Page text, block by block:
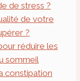
de stress ?
de votre
?
réduire les
sommeil
constipation